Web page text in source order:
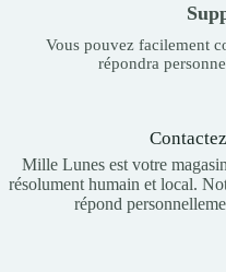
Vous pouvez facilement
répondra
Mille Lunes est votre
résolument humain et local.
répond